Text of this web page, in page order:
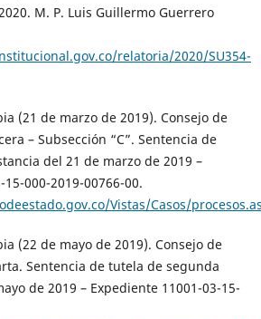
M. P. Luis Guillermo Guerrero
relatoria/2020/SU354-
(21 de marzo de 2019). Consejo de
– Subsección “C”. Sentencia de
del 21 de marzo de 2019 –
000-2019-00766-00.
Vistas/Casos/
(22 de mayo de 2019). Consejo de
Sentencia de tutela de segunda
de 2019 – Expediente 11001-03-15-